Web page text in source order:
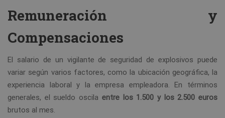
Remuneración y
Compensaciones
El salario de un vigilante de seguridad de explosivos puede
variar según varios factores, como la ubicación geográfica, la
experiencia laboral y la empresa empleadora. En términos
generales, el sueldo oscila entre los 1.500 y los 2.500 euros
brutos al mes.